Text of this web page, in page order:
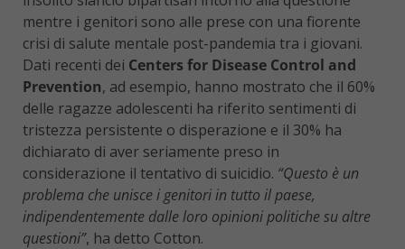
mentre i genitori sono alle prese con una fiorente
crisi di salute mentale post-pandemia tra i giovani.
Dati recenti dei Centers for Disease Control and
Prevention, ad esempio, hanno mostrato che il 60%
delle ragazze adolescenti ha riferito sentimenti di
tristezza persistente o disperazione e il 30% ha
dichiarato di aver seriamente preso in
considerazione il tentativo di suicidio. “Questo è un
problema che unisce i genitori in tutto il paese,
indipendentemente dalle loro opinioni politiche su altre
questioni”, ha detto Cotton.